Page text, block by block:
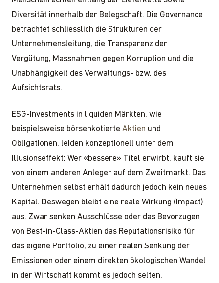
Diversität innerhalb der Belegschaft. Die Governance
betrachtet schliesslich die Strukturen der
Unternehmensleitung, die Transparenz der
Vergütung, Massnahmen gegen Korruption und die
Unabhängigkeit des Verwaltungs- bzw. des
Aufsichtsrats.
ESG-Investments in liquiden Märkten, wie
beispielsweise börsenkotierte Aktien und
Obligationen, leiden konzeptionell unter dem
Illusionseffekt: Wer «bessere» Titel erwirbt, kauft sie
von einem anderen Anleger auf dem Zweitmarkt. Das
Unternehmen selbst erhält dadurch jedoch kein neues
Kapital. Deswegen bleibt eine reale Wirkung (Impact)
aus. Zwar senken Ausschlüsse oder das Bevorzugen
von Best-in-Class-Aktien das Reputationsrisiko für
das eigene Portfolio, zu einer realen Senkung der
Emissionen oder einem direkten ökologischen Wandel
in der Wirtschaft kommt es jedoch selten.